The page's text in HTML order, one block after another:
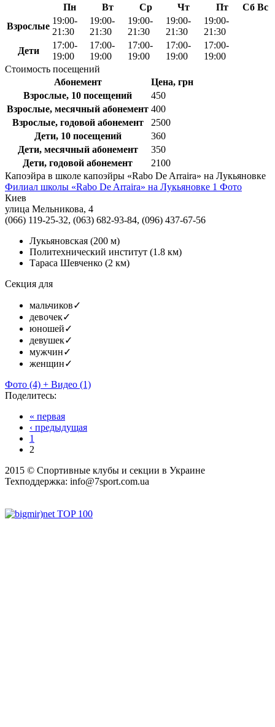
Пн
Вт Ср Чт Пт Сб Вс
Взрослые
19:00-
21:30
19:00-
21:30
19:00-
21:30
19:00-
21:30
19:00-
21:30
Дети
17:00-
19:00
17:00-
19:00
17:00-
19:00
17:00-
19:00
17:00-
19:00
Стоимость посещений
Абонемент
Цена, грн
Взрослые, 10 посещений
450
Взрослые, месячный абонемент 400
Взрослые, годовой абонемент
2500
Дети, 10 посещений
360
Дети, месячный абонемент
350
Дети, годовой абонемент
2100
Капоэйра в школе капоэйры «Rabo De Arraira» на Лукьяновке
Филиал школы «Rabo De Arraira» на Лукьяновке 1 Фото
Киев
улица Мельникова, 4
(066) 119-25-32, (063) 682-93-84, (096) 437-67-56
Лукьяновская (200 м)
Политехнический институт (1.8 км)
Тараса Шевченко (2 км)
Секция для
мальчиков✓
девочек✓
юношей✓
девушек✓
мужчин✓
женщин✓
Фото (4) + Видео (1)
Поделитесь:
« первая
‹ предыдущая
1
2
2015 © Спортивные клубы и секции в Украине
Техподдержка: info@7sport.com.ua